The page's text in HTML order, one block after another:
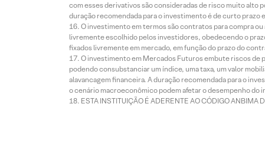
com esses derivativos são consideradas de risco muito alto
duração recomendada para o investimento é de curto
O investimento em termos são contratos para compra
livremente escolhido pelos investidores, obedecendo o
fixados livremente em mercado, em função do prazo do
O investimento em Mercados Futuros embute riscos
podendo consubstanciar um índice, uma taxa, um valor
alavancagem financeira. A duração recomendada para o
o cenário macroeconômico podem afetar o desempenho do
ESTA INSTITUIÇÃO É ADERENTE AO CÓDIGO ANBIMA